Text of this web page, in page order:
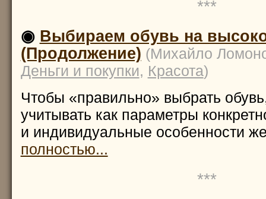
***
◉ Выбираем обувь на
(Продолжение) (Михайло
Деньги и покупки, Красота)
Чтобы «правильно» выбрать
учитывать как параметры
и индивидуальные особенности
полностью...
***